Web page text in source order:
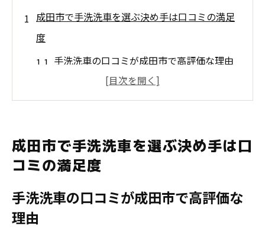
成田市で手洗洗車を選ぶ決め手は口コミの満足
度
手洗洗車の口コミが成田市で高評価な理由
成田市で満足度が高い手洗洗車の特徴とは
手洗洗車の評判を成田市で比較するポイン
ト
高評価口コミで選ぶ成田市の手洗洗車体験
成田市で手洗洗車を選ぶ決め手は口
コミの満足度
手洗洗車の口コミが成田市で高評価な
理由